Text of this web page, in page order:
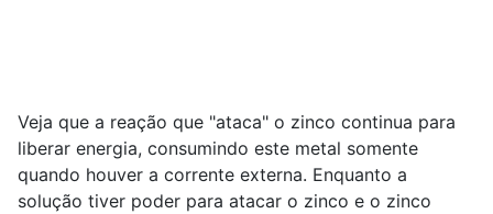
Veja que a reação que "ataca" o zinco continua para
liberar energia, consumindo este metal somente
quando houver a corrente externa. Enquanto a
solução tiver poder para atacar o zinco e o zinco